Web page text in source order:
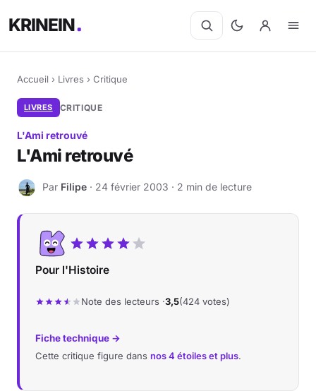
KRINEIN
Accueil › Livres › Critique
LIVRES CRITIQUE
L'Ami retrouvé
L'Ami retrouvé
F Par Filipe · 24 février 2003 · 2 min de lecture
Pour l'Histoire
Note des lecteurs ·3,5(424 votes)
Fiche technique →
Cette critique figure dans nos 4 étoiles et plus.